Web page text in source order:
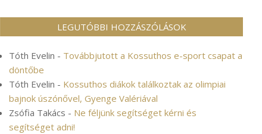
LEGUTÓBBI HOZZÁSZÓLÁSOK
Tóth Evelin - Továbbjutott a Kossuthos e-sport csapat a
döntőbe
Tóth Evelin - Kossuthos diákok találkoztak az olimpiai
bajnok úszónővel, Gyenge Valériával
Zsófia Takács - Ne féljünk segítséget kérni és
segítséget adni!